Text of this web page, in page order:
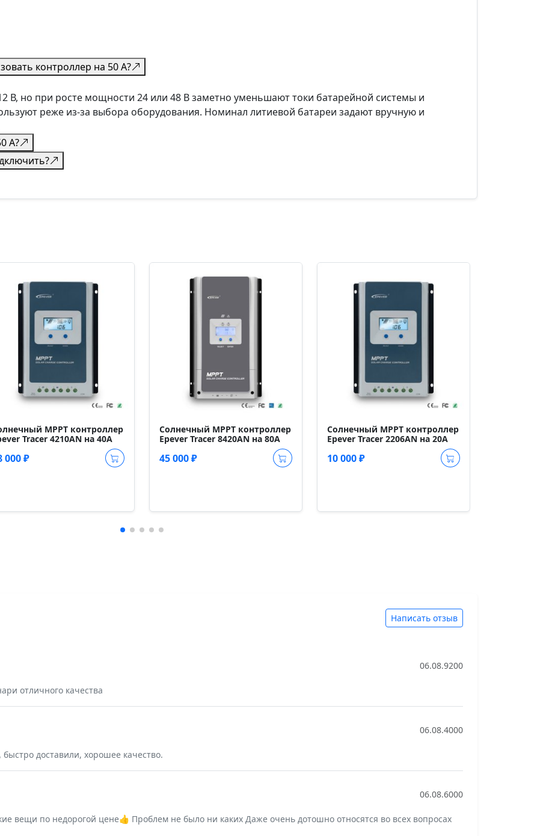
контроллер на 50 А?
В, но при росте мощности 24 или 48 В заметно уменьшают токи батарейной системы и
реже из-за выбора оборудования. Номинал литиевой батареи задают вручную и
А?
MPPT контроллер
Tracer 4210AN на 40A
000 ₽
Солнечный MPPT контроллер
Epever Tracer 8420AN на 80A
45 000 ₽
Солнечный MPPT контроллер
Epever Tracer 2206AN на 20A
10 000 ₽
Написать отзыв
06.08.9200
отличного качества
06.08.4000
доставили, хорошее качество.
06.08.6000
вещи по недорогой цене👍 Проблем не было ни каких Даже очень дотошно относятся во всех вопросах